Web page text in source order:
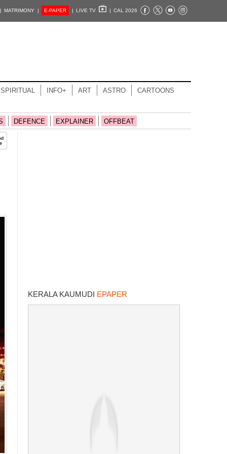
| MATRIMONY | E-PAPER | LIVE TV | CAL 2026
SPIRITUAL INFO+ ART ASTRO CARTOONS
DEFENCE EXPLAINER OFFBEAT
KERALA KAUMUDI EPAPER